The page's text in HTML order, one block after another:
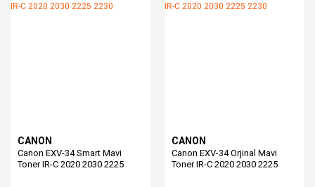
CANON
Canon EXV-34 Smart Mavi
Toner IR-C 2020 2030 2225
CANON
Canon EXV-34 Orjinal Mavi
Toner IR-C 2020 2030 2225